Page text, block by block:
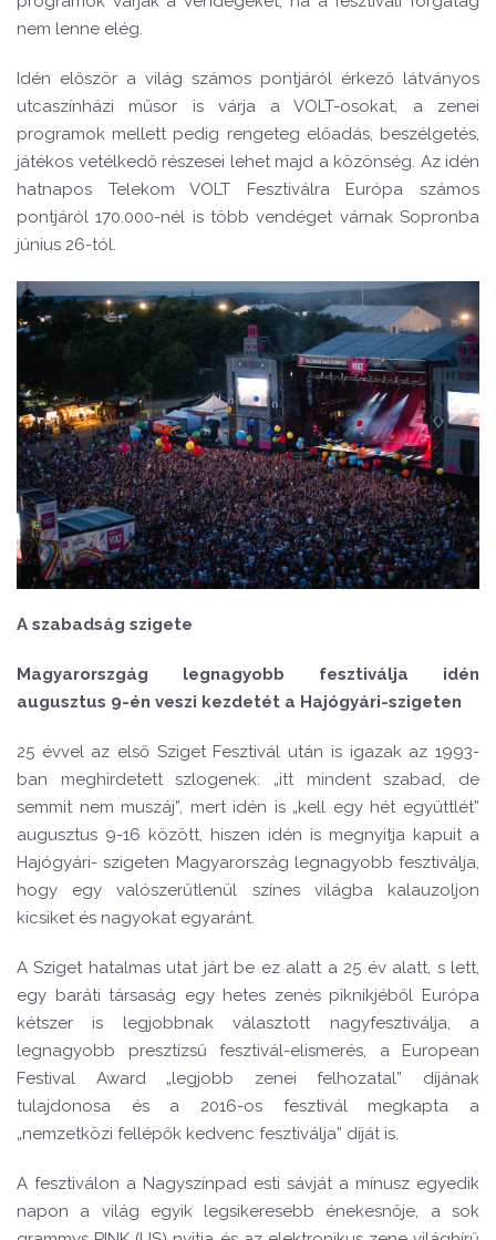
nem lenne elég.
Idén először a világ számos pontjáról érkező látványos
utcaszínházi műsor is várja a VOLT-osokat, a zenei
programok mellett pedig rengeteg előadás, beszélgetés,
játékos vetélkedő részesei lehet majd a közönség. Az idén
hatnapos Telekom VOLT Fesztiválra Európa számos
pontjáról 170.000-nél is több vendéget várnak Sopronba
június 26-tól.
A szabadság szigete
Magyarorszgág legnagyobb fesztiválja idén
augusztus 9-én veszi kezdetét a Hajógyári-szigeten
25 évvel az első Sziget Fesztivál után is igazak az 1993-
ban meghirdetett szlogenek: „itt mindent szabad, de
semmit nem muszáj”, mert idén is „kell egy hét együttlét”
augusztus 9-16 között, hiszen idén is megnyitja kapuit a
Hajógyári- szigeten Magyarország legnagyobb fesztiválja,
hogy egy valószerűtlenül színes világba kalauzoljon
kicsiket és nagyokat egyaránt.
A Sziget hatalmas utat járt be ez alatt a 25 év alatt, s lett,
egy baráti társaság egy hetes zenés piknikjéből Európa
kétszer is legjobbnak választott nagyfesztiválja, a
legnagyobb presztízsű fesztivál-elismerés, a European
Festival Award „legjobb zenei felhozatal” díjának
tulajdonosa és a 2016-os fesztivál megkapta a
„nemzetközi fellépők kedvenc fesztiválja” díját is.
A fesztiválon a Nagyszínpad esti sávját a mínusz egyedik
napon a világ egyik legsikeresebb énekesnője, a sok